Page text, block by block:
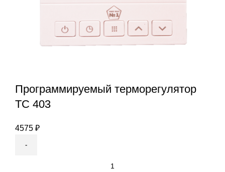
Программируемый терморегулятор
ТС 403
4575 ₽